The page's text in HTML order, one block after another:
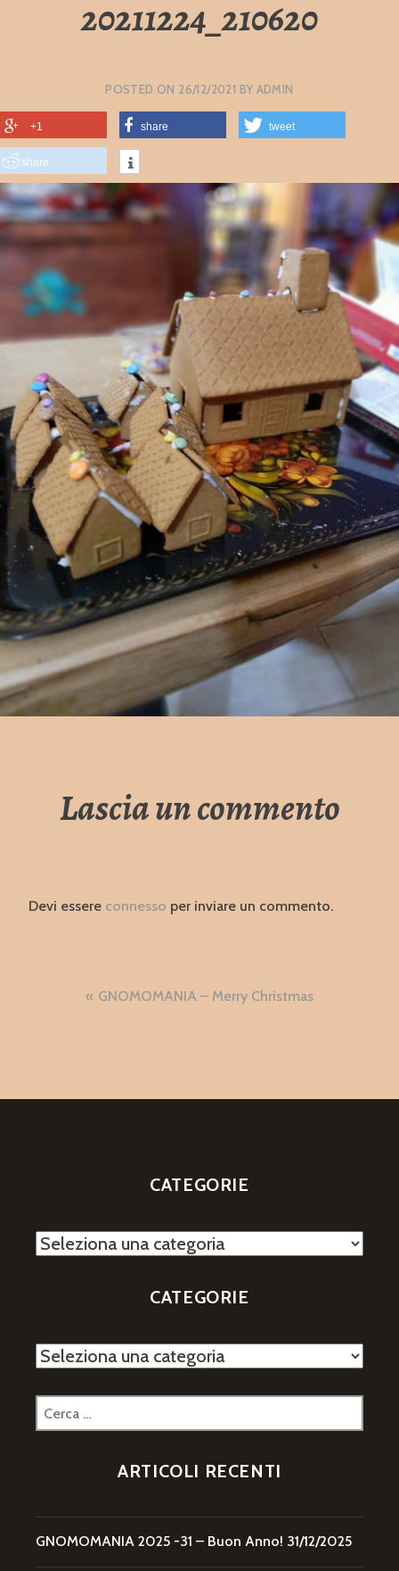
20211224_210620
POSTED ON 26/12/2021 BY ADMIN
+1 share tweet
share
Lascia un commento
Devi essere connesso per inviare un commento.
Navigazione
GNOMOMANIA – Merry Christmas
CATEGORIE
Categorie
CATEGORIE
Categorie
Ricerca
per:
ARTICOLI RECENTI
GNOMOMANIA 2025 -31 – Buon Anno! 31/12/2025